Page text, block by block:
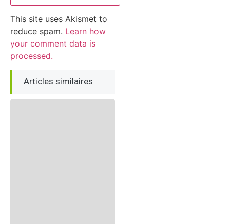
This site uses Akismet to
reduce spam. Learn how
your comment data is
processed.
Articles similaires